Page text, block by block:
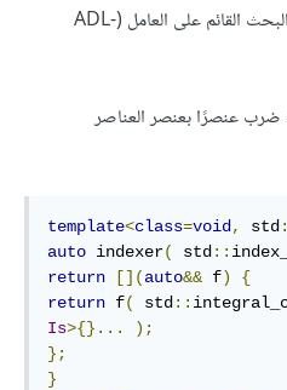
متوافق مع البحث القائم على العامل (ADL-
ضرب عنصرًا بعنصر العناصر
template<class=void , std
auto indexer( std ::
return
[](auto&& f)
{
return f( std ::
Is>{}...
);
};
}